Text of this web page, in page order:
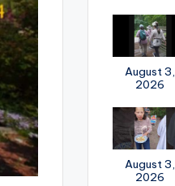
August 3,
2026
August 3,
2026